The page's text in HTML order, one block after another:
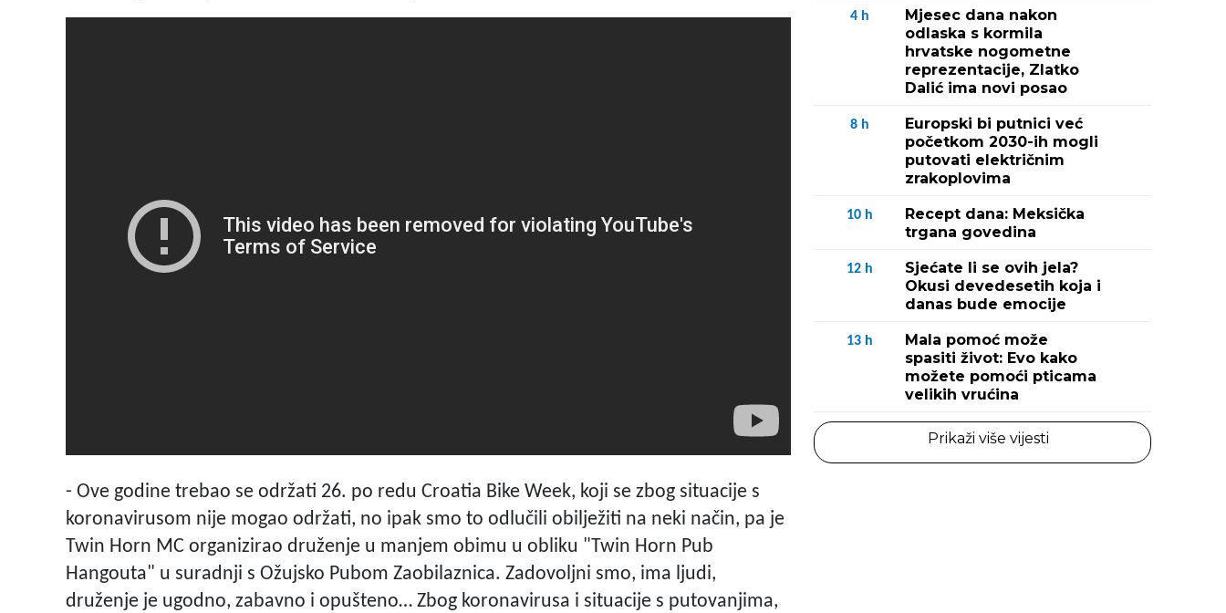
- Ove godine trebao se održati 26. po redu Croatia Bike Week, koji se zbog situacije s
koronavirusom nije mogao održati, no ipak smo to odlučili obilježiti na neki način, pa je
Twin Horn MC organizirao druženje u manjem obimu u obliku "Twin Horn Pub
Hangouta" u suradnji s Ožujsko Pubom Zaobilaznica. Zadovoljni smo, ima ljudi,
druženje je ugodno, zabavno i opušteno… Zbog koronavirusa i situacije s putovanjima,
4 h
Mjesec dana nakon
odlaska s kormila
hrvatske nogometne
reprezentacije, Zlatko
Dalić ima novi posao
8 h
Europski bi putnici već
početkom 2030-ih mogli
putovati električnim
zrakoplovima
10 h
Recept dana: Meksička
trgana govedina
12 h
Sjećate li se ovih jela?
Okusi devedesetih koja i
danas bude emocije
13 h
Mala pomoć može
spasiti život: Evo kako
možete pomoći pticama
velikih vrućina
Prikaži više vijesti